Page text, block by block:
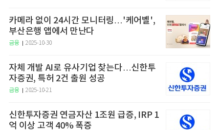
카메라 없이 24시간 모니터링…'케어벨',
부산은행 앱에서 만난다
금융 2025-10-30
자체 개발 AI로 유사기업 찾는다…신한투
자증권, 특허 2건 출원 성공
금융 2025-10-21
신한투자증권 연금자산 1조원 급증, IRP 1
억 이상 고객 40% 폭증